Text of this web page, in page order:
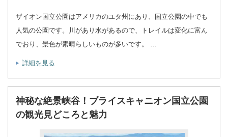
ザイオン国立公園はアメリカのユタ州にあり、国立公園の中でも
人気の公園です。川があり水があるので、トレイルは変化に富ん
でおり、景色が素晴らしいものが多いです。 …
詳細を見る
神秘な絶景峡谷！ブライスキャニオン国立公園
の観光見どころと魅力